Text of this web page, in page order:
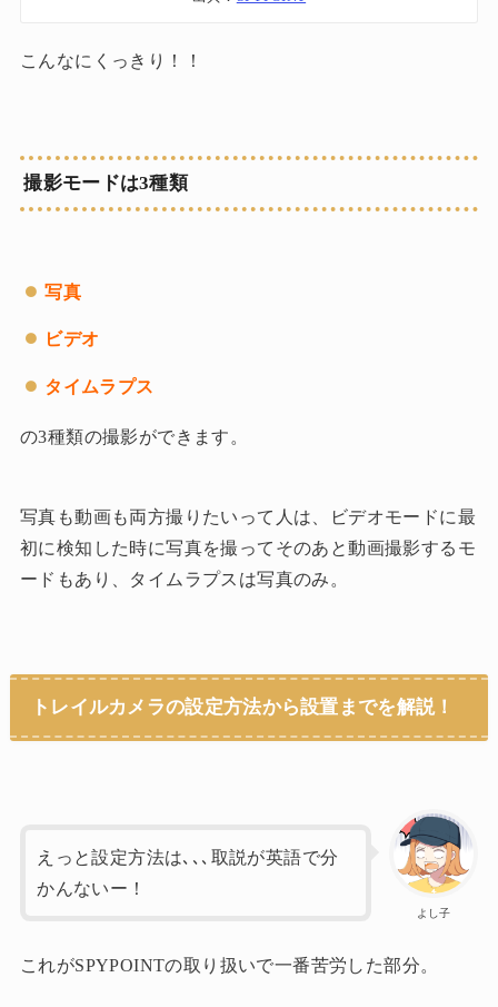
こんなにくっきり！！
撮影モードは3種類
写真
ビデオ
タイムラプス
の3種類の撮影ができます。
写真も動画も両方撮りたいって人は、ビデオモードに最
初に検知した時に写真を撮ってそのあと動画撮影するモ
ードもあり、タイムラプスは写真のみ。
トレイルカメラの設定方法から設置までを解説！
よし子
えっと設定方法は､､､取説が英語で分
かんないー！
これがSPYPOINTの取り扱いで一番苦労した部分。